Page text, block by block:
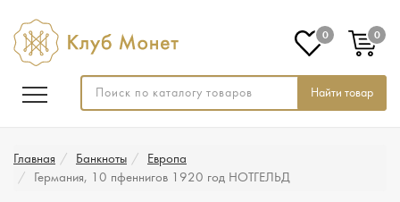
Найти товар
0 0
Главная Банкноты
Европа
Германия, 10 пфеннигов 1920 год НОТГЕЛЬД